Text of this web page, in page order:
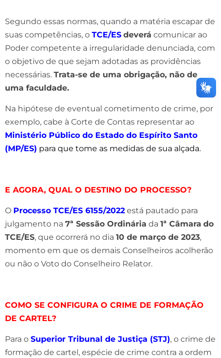
Segundo essas normas, quando a matéria escapar de
suas competências, o TCE/ES deverá comunicar ao
Poder competente a irregularidade denunciada, com
o objetivo de que sejam adotadas as providências
necessárias. Trata-se de uma obrigação, não de
uma faculdade.
Na hipótese de eventual cometimento de crime, por
exemplo, cabe à Corte de Contas representar ao
Ministério Público do Estado do Espírito Santo
(MP/ES) para que tome as medidas de sua alçada.
E AGORA, QUAL O DESTINO DO PROCESSO?
O Processo TCE/ES 6155/2022 está pautado para
julgamento na 7ª Sessão Ordinária da 1ª Câmara do
TCE/ES, que ocorrerá no dia 10 de março de 2023,
momento em que os demais Conselheiros acolherão
ou não o Voto do Conselheiro Relator.
COMO SE CONFIGURA O CRIME DE FORMAÇÃO
DE CARTEL?
Para o Superior Tribunal de Justiça (STJ), o crime de
formação de cartel, espécie de crime contra a ordem